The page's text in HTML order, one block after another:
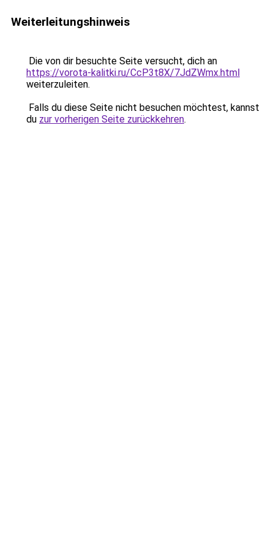
Weiterleitungshinweis
Die von dir besuchte Seite versucht, dich an
https://vorota-kalitki.ru/CcP3t8X/7JdZWmx.html
weiterzuleiten.
Falls du diese Seite nicht besuchen möchtest, kannst
du zur vorherigen Seite zurückkehren.